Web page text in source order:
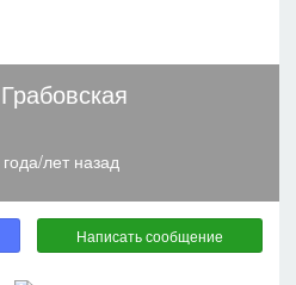
лет назад
Написать сообщение